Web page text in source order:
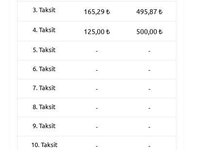
3. Taksit 165,29 ₺ 495,87 ₺
4. Taksit 125,00₺ 500,00₺
5. Taksit - -
6. Taksit - -
7. Taksit - -
8. Taksit - -
9. Taksit - -
10. Taksit - -